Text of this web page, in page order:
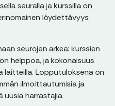
seuralla ja kurssilla on
löydettävyys
seurojen arkea: kurssien
helppoa, ja kokonaisuus
laitteilla. Lopputuloksena on
ilmoittautumisia ja
uusia harrastajia.